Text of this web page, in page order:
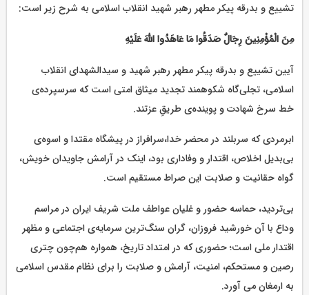
تشییع و بدرقه پیکر مطهر رهبر شهید انقلاب اسلامی به شرح زیر است:
مِنَ الْمُؤْمِنِینَ رِجَالٌ صَدَقُوا مَا عَاهَدُوا اللَّهَ عَلَیْهِ
آیین تشییع و بدرقه پیکر مطهر رهبر شهید و سیدالشهدای انقلاب
اسلامی، تجلی‌گاه شکوهمند تجدید میثاق امتی است که سرسپرده‌ی
خط سرخ شهادت و پوینده‌ی طریقِ عزتند.
ابرمردی که سربلند در محضر خدا،سرافراز در پیشگاه مقتدا و اسوه‌ی
بی‌بدیل اخلاص، اقتدار و وفاداری بود، اینک در آرامش جاویدان خویش،
گواه حقانیت و صلابت این صراط مستقیم است.
بی‌تردید، حماسه حضور و غلیان عواطف ملت شریف ایران در مراسم
وداع با آن خورشید فروزان، گران سنگ‌ترین سرمایه‌ی اجتماعی و مظهر
اقتدار ملی است؛ حضوری که در امتداد تاریخ، همواره هم‌چون چتری
رصین و مستحکم، امنیت، آرامش و صلابت را برای نظام مقدس اسلامی
به ارمغان می آورد.